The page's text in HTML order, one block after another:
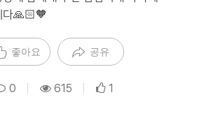
다🙏🏻🧡
좋아요 공유
0 615 1